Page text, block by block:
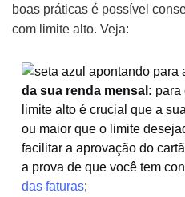
boas práticas é possível
com limite alto. Veja:
da sua renda mensal: para
limite alto é crucial que a
ou maior que o limite
facilitar a aprovação do
a prova de que você tem
das faturas;